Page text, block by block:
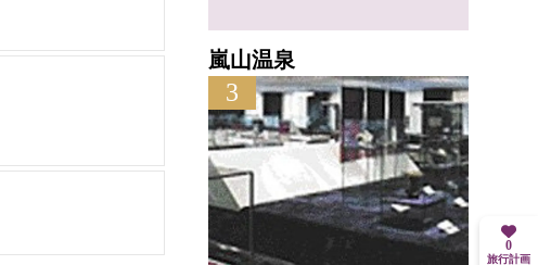
嵐山温泉
3
0
旅行計画